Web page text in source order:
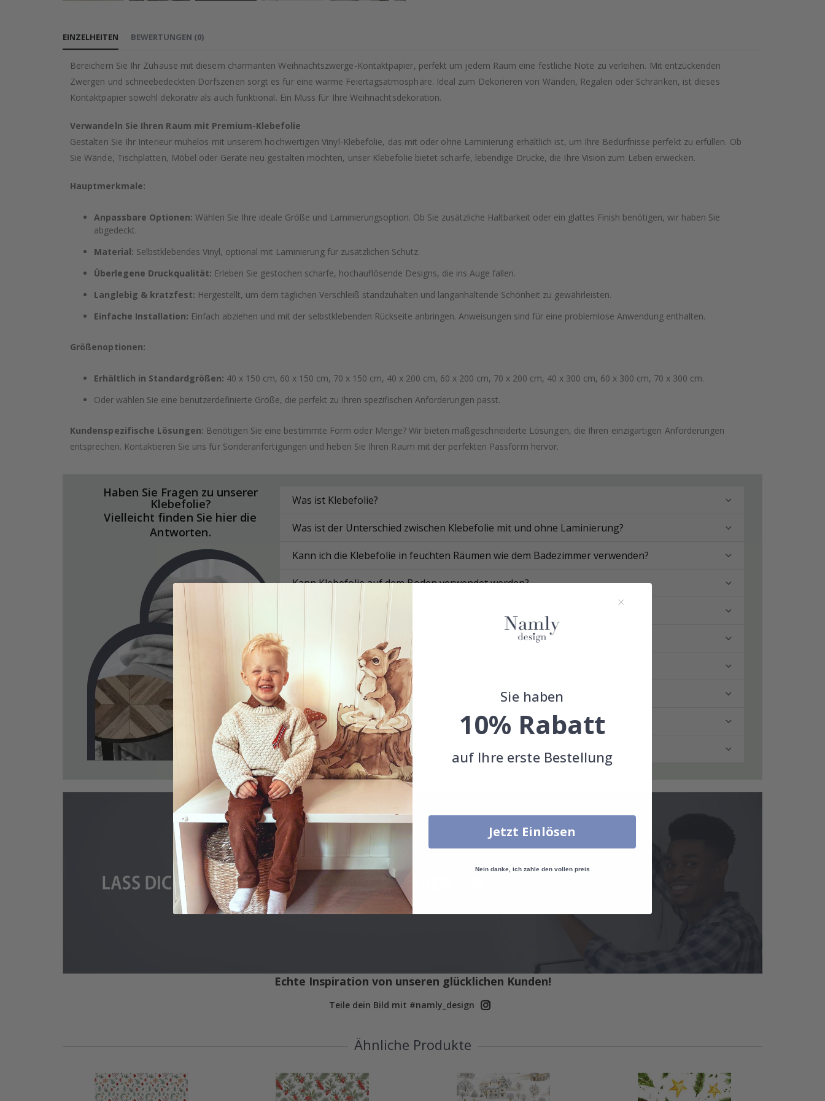
der
springen
EINZELHEITEN
Bereichern Sie Ihr Zuhause mit diesem charmanten Weihnachtszwerge-Kontaktpapier, perfekt um jedem Raum eine festliche Note zu verleihen. Mit entzückenden
Zwergen und schneebedeckten Dorfszenen sorgt es für eine warme Feiertagsatmosphäre. Ideal zum Dekorieren von Wänden, Regalen oder Schränken, ist dieses
Kontaktpapier sowohl dekorativ als auch funktional. Ein Muss für Ihre Weihnachtsdekoration.
Verwandeln Sie Ihren Raum mit Premium-Klebefolie
Gestalten Sie Ihr Interieur mühelos mit unserem hochwertigen Vinyl-Klebefolie, das mit oder ohne Laminierung erhältlich ist, um Ihre Bedürfnisse perfekt zu erfüllen. Ob
Sie Wände, Tischplatten, Möbel oder Geräte neu gestalten möchten, unser Klebefolie bietet scharfe, lebendige Drucke, die Ihre Vision zum Leben erwecken.
Hauptmerkmale:
Anpassbare Optionen: Wählen Sie Ihre ideale Größe und Laminierungsoption. Ob Sie zusätzliche Haltbarkeit oder ein glattes Finish benötigen, wir haben Sie
abgedeckt.
Material: Selbstklebendes Vinyl, optional mit Laminierung für zusätzlichen Schutz.
Überlegene Druckqualität: Erleben Sie gestochen scharfe, hochauflösende Designs, die ins Auge fallen.
Langlebig & kratzfest: Hergestellt, um dem täglichen Verschleiß standzuhalten und langanhaltende Schönheit zu gewährleisten.
Einfache Installation: Einfach abziehen und mit der selbstklebenden Rückseite anbringen. Anweisungen sind für eine problemlose Anwendung enthalten.
Größenoptionen:
Erhältlich in Standardgrößen: 40 x 150 cm, 60 x 150 cm, 70 x 150 cm, 40 x 200 cm, 60 x 200 cm, 70 x 200 cm, 40 x 300 cm, 60 x 300 cm, 70 x 300 cm.
Oder wählen Sie eine benutzerdefinierte Größe, die perfekt zu Ihren spezifischen Anforderungen passt.
Kundenspezifische Lösungen: Benötigen Sie eine bestimmte Form oder Menge? Wir bieten maßgeschneiderte Lösungen, die Ihren einzigartigen Anforderungen
entsprechen. Kontaktieren Sie uns für Sonderanfertigungen und heben Sie Ihren Raum mit der perfekten Passform hervor.
BEWERTUNGEN (0)
Haben Sie Fragen zu unserer
Klebefolie?
Vielleicht finden Sie hier die
Antworten.
Was ist Klebefolie?
Was ist der Unterschied zwischen Klebefolie mit und ohne Laminierung?
Kann ich die Klebefolie in feuchten Räumen wie dem Badezimmer verwenden?
Kann Klebefolie auf dem Boden verwendet werden?
Wie bringe ich die Klebefolie an?
Wie reinige ich die Oberfläche?
Kann ich eine maßgeschneiderte Lösung erhalten?
Wie langlebig ist die Klebefolie?
Lässt sich die Klebefolie rückstandslos entfernen?
Auf welchen Oberflächen haftet die Klebefolie am besten?
Echte Inspiration von unseren glücklichen Kunden!
Teile dein Bild mit #namly_design
Ähnliche Produkte
Sie haben
10% Rabatt
auf Ihre erste Bestellung
Jetzt Einlösen
Nein danke, ich zahle den vollen preis